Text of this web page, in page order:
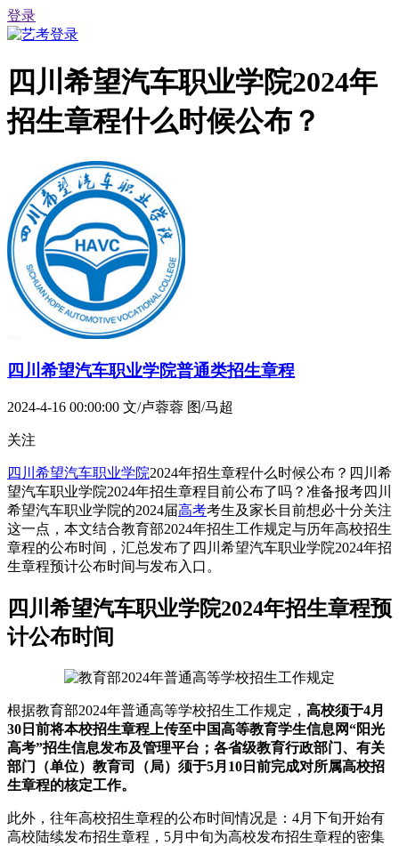
登录
四川希望汽车职业学院2024年
招生章程什么时候公布？
四川希望汽车职业学院普通类招生章程
2024-4-16 00:00:00 文/卢蓉蓉 图/马超
关注
四川希望汽车职业学院2024年招生章程什么时候公布？四川希
望汽车职业学院2024年招生章程目前公布了吗？准备报考四川
希望汽车职业学院的2024届高考考生及家长目前想必十分关注
这一点，本文结合教育部2024年招生工作规定与历年高校招生
章程的公布时间，汇总发布了四川希望汽车职业学院2024年招
生章程预计公布时间与发布入口。
四川希望汽车职业学院2024年招生章程预
计公布时间
根据教育部2024年普通高等学校招生工作规定， 高校须于4月
30日前将本校招生章程上传至中国高等教育学生信息网“阳光
高考”招生信息发布及管理平台；各省级教育行政部门、有关
部门（单位）教育司（局）须于5月10日前完成对所属高校招
生章程的核定工作。
此外，往年高校招生章程的公布时间情况是：4月下旬开始有
高校陆续发布招生章程，5月中旬为高校发布招生章程的密集